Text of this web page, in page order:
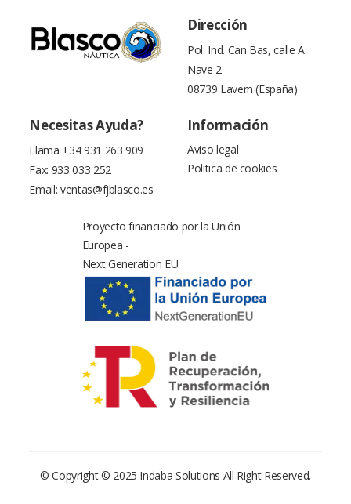
Dirección
Pol. Ind. Can Bas, calle A
Nave 2
08739 Lavern (España)
Necesitas Ayuda?
Llama +34 931 263 909
Fax: 933 033 252
Email: ventas@fjblasco.es
Información
Aviso legal
Politica de cookies
Proyecto financiado por la Unión
Europea -
Next Generation EU.
© Copyright © 2025 Indaba Solutions All Right Reserved.